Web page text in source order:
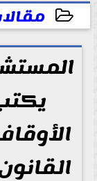
2026-05-14 11:39:01